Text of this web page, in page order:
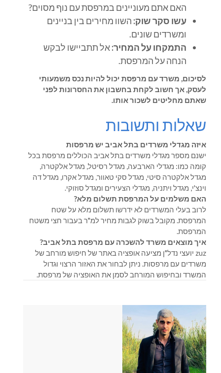
האם אתם מעוניינים במרפסת עם נוף מסוים?
עשו סקר שוק: השוו מחירים בין בניינים
ומשרדים שונים.
התמקחו על המחיר:אל תתביישו לבקש
הנחה על המרפסת.
לסיכום, משרד עם מרפסת יכול להיות נכס משמעותי
לעסק, אך חשוב לקחת בחשבון את החסרונות לפני
שאתם מחליטים לשכור אותו.
שאלות ותשובות
איזה מגדלי משרדים בתל אביב יש מרפסות
ישנם מספר מגדלי משרדים בתל אביב הכוללים מרפסת בכל
קומה כמו: מגדלי הארבעה, מגדל רסיטל, מגדל אלקטרה,
מגדל אלקטרה סיטי, מגדל סקי טאוור, מגדל אקרו, מגדל דה
וינצ'י, מגדל ויתניה, מגדלי הצעירים ומגדל סוזוקי.
האם משלמים על המרפסת תשלום מלא?
לרוב בעלי המשרדים לא ידרשו תשלום מלא על שטח
המרפסת. מקובל בשוק לגבות מחיר למ"ר בעבור חצי משטח
המרפסת.
איך מוצאים משרד להשכרה עם מרפסת בתל אביב?
zuz יועצי נדל"ן מציעה אופציה באתר של חיפוש מורחב של
משרדים עם מרפסות. ניתן לבחור את האזור הרצוי וגדול
המשרד ובחיפוש המורחב לסמן את האופציה של מרפסת.